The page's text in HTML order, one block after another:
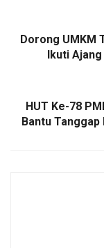
Dorong UMKM
Ikuti
HUT Ke-78
Bantu